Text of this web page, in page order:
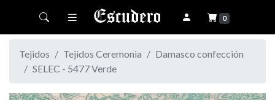
Toggle navigation 0
Tejidos Tejidos Ceremonia
Damasco confección
SELEC - 5477 Verde